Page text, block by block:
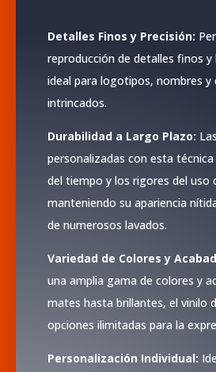
Detalles Finos y Precisión:
reproducción de detalles finos y
ideal para logotipos, nombres y
intrincados.
Durabilidad a Largo Plazo:
personalizadas con esta
del tiempo y los rigores del uso
manteniendo su apariencia
de numerosos lavados.
Variedad de Colores y
una amplia gama de colores y
mates hasta brillantes, el vinilo
opciones ilimitadas para la
Personalización Individual: